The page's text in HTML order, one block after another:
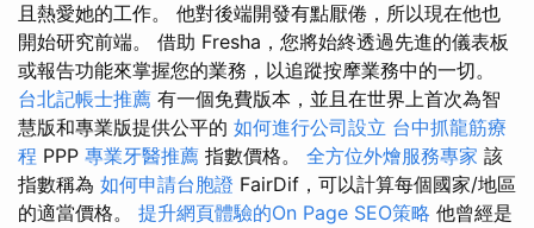
且熱愛她的工作。 他對後端開發有點厭倦，所以現在他也
開始研究前端。 借助 Fresha，您將始終透過先進的儀表板
或報告功能來掌握您的業務，以追蹤按摩業務中的一切。
台北記帳士推薦 有一個免費版本，並且在世界上首次為智
慧版和專業版提供公平的 如何進行公司設立 台中抓龍筋療
程 PPP 專業牙醫推薦 指數價格。 全方位外燴服務專家 該
指數稱為 如何申請台胞證 FairDif，可以計算每個國家/地區
的適當價格。 提升網頁體驗的On Page SEO策略 他曾經是